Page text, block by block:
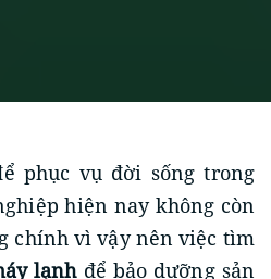
phục vụ đời sống trong
hiện nay không còn
chính vì vậy nên việc tìm
lạnhđể bảo dưỡng sản